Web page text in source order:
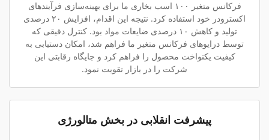
فرکانس متغیر ۱۰۰ اسب بخاری ما برای بهینه‌سازی فرآیندهای
اکسترودر خود استفاده کرد. نتیجه این اقدام، افزایش ۲۰ درصدی
تولید و کاهش ۱۰ درصدی ضایعات مواد بود. کنترل دقیقی که
توسط درایوهای فرکانس متغیر ما فراهم شد، امکان دستیابی به
کیفیت یکنواخت محصول را فراهم کرد و جایگاه رقابتی این
شرکت را در بازار تقویت نمود.
پیشرفت انقلابی در بخش متالورژی